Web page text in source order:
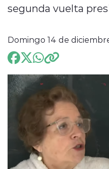
modo claro
segunda vuelta
Domingo 14 de